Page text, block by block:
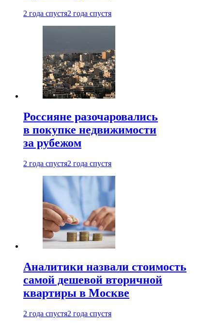
2 года спустя2 года спустя
Россияне разочаровались
в покупке недвижимости
за рубежом
2 года спустя2 года спустя
Аналитики назвали стоимость
самой дешевой вторичной
квартиры в Москве
2 года спустя2 года спустя